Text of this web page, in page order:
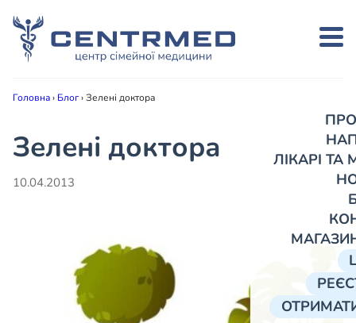
ЛІКАРІ
Головна› Блог›Зелені доктора
Зелені доктора
10.04.2013